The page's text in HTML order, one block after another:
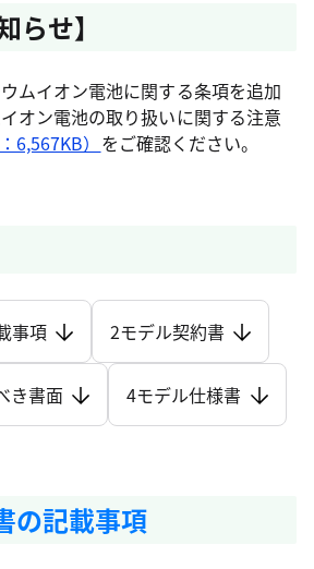
らせ】
ムイオン電池に関する条項を追加
オン電池の取り扱いに関する注意
6,567KB） をご確認ください。
事項 2モデル契約書
き書面 4モデル仕様書
の記載事項